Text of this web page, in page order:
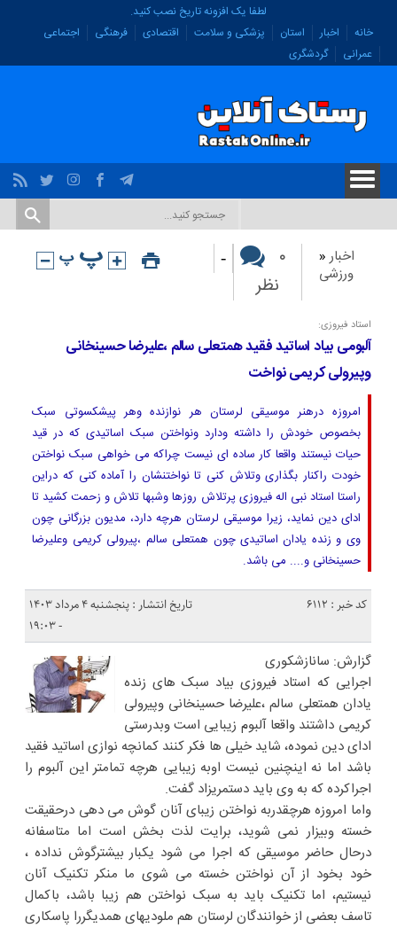
لطفا یک افزونه تاریخ نصب کنید.
خانه
اخبار استان پزشکی و سلامت اقتصادی فرهنگی
اجتماعی
عمرانی
گردشگری
اخبار«
ورزشی
۰
نظر
-
استاد فیروزی:
آلبومی بیاد اساتید فقید همتعلی سالم ،علیرضا حسینخانی
وپیرولی کریمی نواخت
امروزه درهنر موسیقی لرستان هر نوازنده وهر پیشکسوتی سبک
بخصوص خودش را داشته ودارد ونواختن سبک اساتیدی که در قید
حیات نیستند واقعا کار ساده ای نیست چراکه می خواهی سبک نواختن
خودت راکنار بگذاری وتلاش کنی تا نواختنشان را آماده کنی که دراین
راستا استاد نبی اله فیروزی پرتلاش روزها وشبها تلاش و زحمت کشید تا
ادای دین نماید، زیرا موسیقی لرستان هرچه دارد، مدیون بزرگانی چون
وی و زنده یادان اساتیدی چون همتعلی سالم ،پیرولی کریمی وعلیرضا
حسینخانی و.... می باشد.
کد خبر : 6112
تاریخ انتشار : پنجشنبه ۴ مرداد ۱۴۰۳
- ۱۹:۰۳
گزارش: سانازشکوری
اجرایی که استاد فیروزی بیاد سبک های زنده
یادان همتعلی سالم ،علیرضا حسینخانی وپیرولی
کریمی داشتند واقعا آلبوم زیبایی است وبدرستی
ادای دین نموده، شاید خیلی ها فکر کنند کمانچه نوازی اساتید فقید
باشد اما نه اینچنین نیست اوبه زیبایی هرچه تمامتر این آلبوم را
اجراکرده که به وی باید دستمریزاد گفت.
واما امروزه هرچقدربه نواختن زیبای آنان گوش می دهی درحقیقت
خسته وبیزار نمی شوید، برایت لذت بخش است اما متاسفانه
درحال حاضر موسیقی که اجرا می شود یکبار بیشترگوش نداده ،
خود بخود از آن نواختن خسته می شوی ما منکر تکنیک آنان
نیستیم، اما تکنیک باید به سبک نواختن هم زیبا باشد، باکمال
تاسف بعضی از خوانندگان لرستان هم ملودیهای همدیگررا پاسکاری